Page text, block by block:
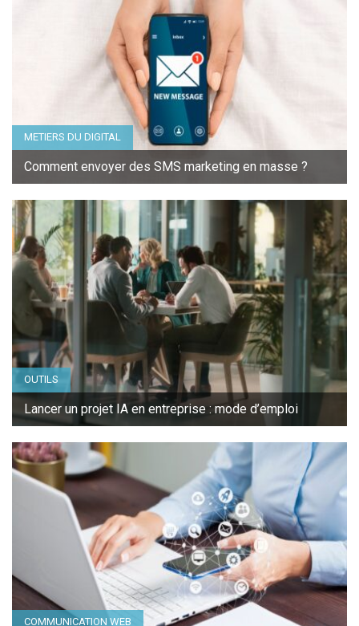
METIERS DU DIGITAL
Comment envoyer des SMS marketing en masse ?
OUTILS
Lancer un projet IA en entreprise : mode d’emploi
COMMUNICATION WEB